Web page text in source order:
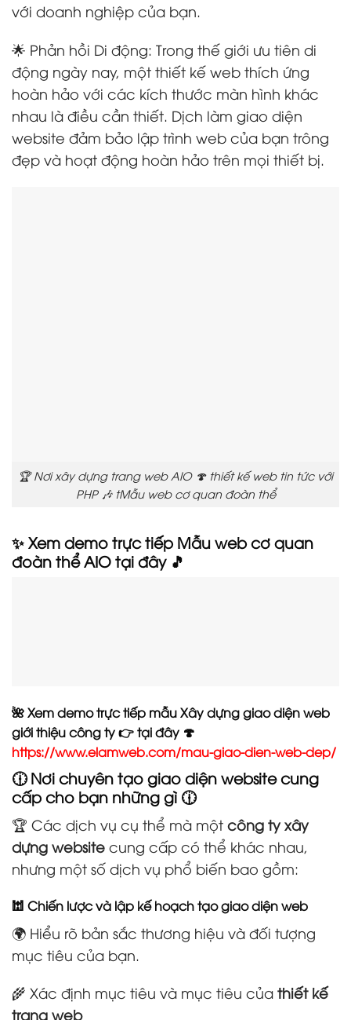
với doanh nghiệp của bạn.
🌟 Phản hồi Di động: Trong thế giới ưu tiên di
động ngày nay, một thiết kế web thích ứng
hoàn hảo với các kích thước màn hình khác
nhau là điều cần thiết. Dịch làm giao diện
website đảm bảo lập trình web của bạn trông
đẹp và hoạt động hoàn hảo trên mọi thiết bị.
🏆 Nơi xây dựng trang web AIO 🍄 thiết kế web tin tức với
PHP 🎶 tMẫu web cơ quan đoàn thể
✨ Xem demo trực tiếp Mẫu web cơ quan
đoàn thể AIO tại đây 🎵
🌺 Xem demo trực tiếp mẫu Xây dựng giao diện web
giới thiệu công ty 👉 tại đây 🍄
https://www.elamweb.com/mau-giao-dien-web-dep/
🕧 Nơi chuyên tạo giao diện website cung
cấp cho bạn những gì 🕧
🏆 Các dịch vụ cụ thể mà một công ty xây
dựng website cung cấp có thể khác nhau,
nhưng một số dịch vụ phổ biến bao gồm:
🕍 Chiến lược và lập kế hoạch tạo giao diện web
🌍 Hiểu rõ bản sắc thương hiệu và đối tượng
mục tiêu của bạn.
🌾 Xác định mục tiêu và mục tiêu của thiết kế
trang web